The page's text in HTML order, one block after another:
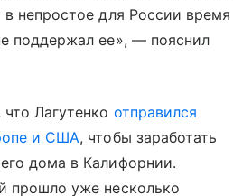
в непростое для России время
поддержал ее», — пояснил
Лагутенко отправился
и США, чтобы заработать
дома в Калифорнии.
прошло уже несколько